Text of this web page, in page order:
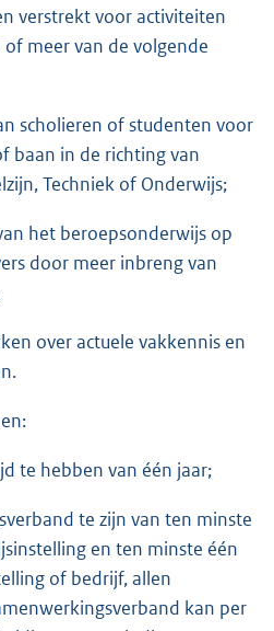
verstrekt voor activiteiten
meer van de volgende
scholieren of studenten voor
baan in de richting van
Techniek of Onderwijs;
het beroepsonderwijs op
door meer inbreng van
over actuele vakkennis en
te hebben van één jaar;
te zijn van ten minste
en ten minste één
of bedrijf, allen
kan per